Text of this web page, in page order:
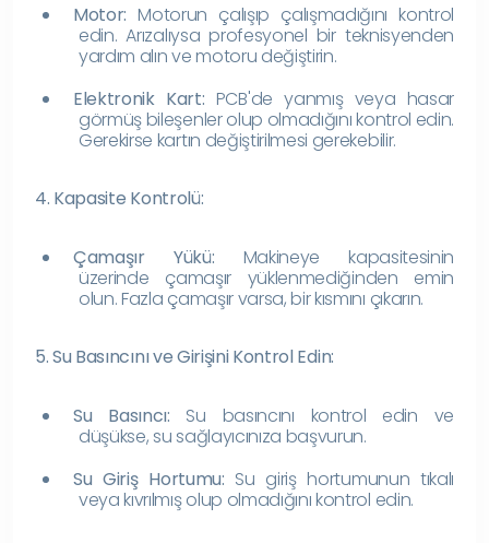
Motor: Motorun çalışıp çalışmadığını kontrol
edin. Arızalıysa profesyonel bir teknisyenden
yardım alın ve motoru değiştirin.
Elektronik Kart: PCB'de yanmış veya hasar
görmüş bileşenler olup olmadığını kontrol edin.
Gerekirse kartın değiştirilmesi gerekebilir.
4. Kapasite Kontrolü:
Çamaşır Yükü: Makineye kapasitesinin
üzerinde çamaşır yüklenmediğinden emin
olun. Fazla çamaşır varsa, bir kısmını çıkarın.
5. Su Basıncını ve Girişini Kontrol Edin:
Su Basıncı: Su basıncını kontrol edin ve
düşükse, su sağlayıcınıza başvurun.
Su Giriş Hortumu: Su giriş hortumunun tıkalı
veya kıvrılmış olup olmadığını kontrol edin.